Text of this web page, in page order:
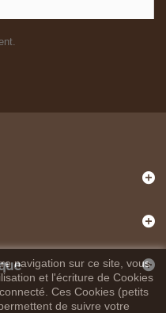
navigation sur ce site, vous
et l'écriture de Cookies
Ces Cookies (petits
de suivre votre